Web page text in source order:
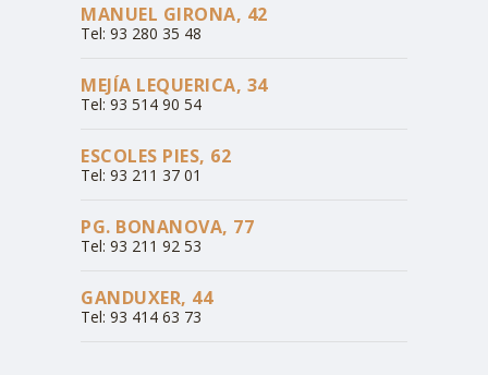
MANUEL GIRONA, 42
Tel: 93 280 35 48
MEJÍA LEQUERICA, 34
Tel: 93 514 90 54
ESCOLES PIES, 62
Tel: 93 211 37 01
PG. BONANOVA, 77
Tel: 93 211 92 53
GANDUXER, 44
Tel: 93 414 63 73